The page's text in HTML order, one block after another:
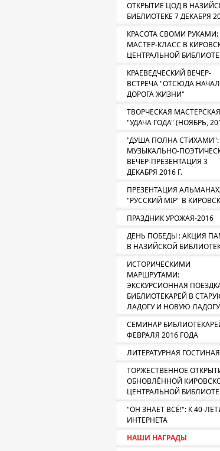
ОТКРЫТИЕ ЦОД В
БИБЛИОТЕКЕ 7 ДЕКАБРЯ
КРАСОТА СВОМИ РУКАМИ:
МАСТЕР-КЛАСС В
ЦЕНТРАЛЬНОЙ
КРАЕВЕДЧЕСКИЙ ВЕЧЕР-
ВСТРЕЧА "ОТСЮДА
ДОРОГА ЖИЗНИ"
ТВОРЧЕСКАЯ МАСТЕРСКАЯ
"УДАЧА ГОДА" (НОЯБРЬ,
"ДУША ПОЛНА СТИХАМИ":
МУЗЫКАЛЬНО-
ВЕЧЕР-ПРЕЗЕНТАЦИЯ 3
ДЕКАБРЯ 2016 Г.
ПРЕЗЕНТАЦИЯ
"РУССКИЙ МIР" В
ПРАЗДНИК УРОЖАЯ-2016
ДЕНЬ ПОБЕДЫ : АКЦИЯ
В НАЗИЙСКОЙ
ИСТОРИЧЕСКИМИ
МАРШРУТАМИ:
ЭКСКУРСИОННАЯ
БИБЛИОТЕКАРЕЙ В
ЛАДОГУ И НОВУЮ ЛАДОГУ
СЕМИНАР
ФЕВРАЛЯ 2016 ГОДА
ЛИТЕРАТУРНАЯ ГОСТИНАЯ
ТОРЖЕСТВЕННОЕ
ОБНОВЛЁННОЙ
ЦЕНТРАЛЬНОЙ
"ОН ЗНАЕТ ВСЁ!": К 40-
ИНТЕРНЕТА
НАШИ НАГРАДЫ